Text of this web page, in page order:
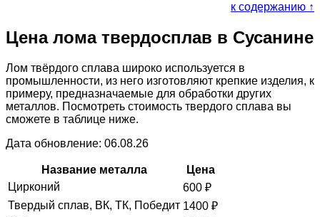
к содержанию ↑
Цена лома твердосплав в Сусанине
Лом твёрдого сплава широко используется в
промышленности, из него изготовляют крепкие изделия, к
примеру, предназначаемые для обработки других
металлов. Посмотреть стоимость твердого сплава вы
сможете в таблице ниже.
Дата обновление: 06.08.26
Название металла
Цена
Цирконий
600 ₽
Твердый сплав, ВК, ТК, Победит 1400 ₽